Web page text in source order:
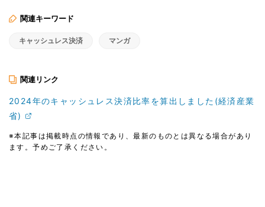
関連キーワード
キャッシュレス決済 マンガ
関連リンク
2024年のキャッシュレス決済比率を算出しました(経済産業
省)
※本記事は掲載時点の情報であり、最新のものとは異なる場合があり
ます。予めご了承ください。